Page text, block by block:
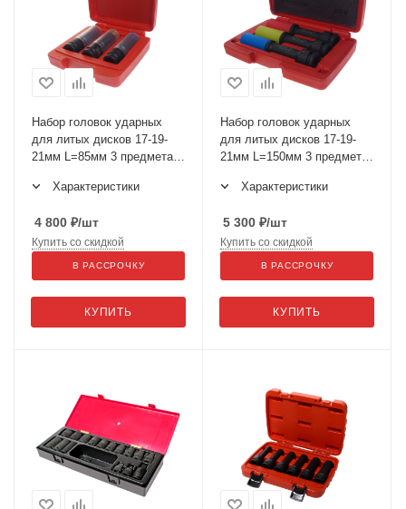
Набор головок ударных
для литых дисков 17-19-
21мм L=85мм 3 предмета в
Характеристики
4 800 ₽/шт
КУПИТЬ
Купить со скидкой
В РАССРОЧКУ
Набор головок ударных
для литых дисков 17-19-
21мм L=150мм 3 предмета
Характеристики
5 300 ₽/шт
КУПИТЬ
Купить со скидкой
В РАССРОЧКУ